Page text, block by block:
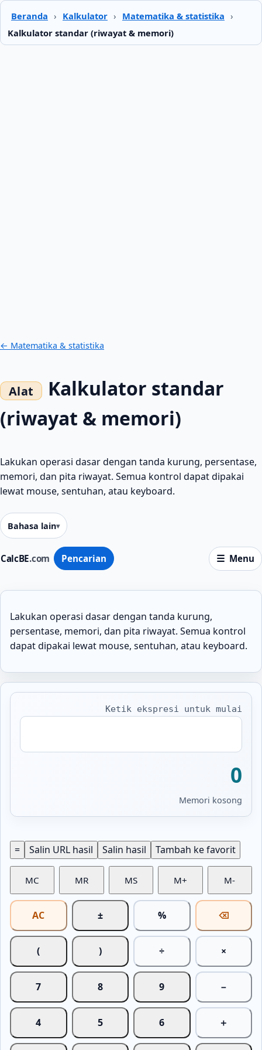
Beranda › Kalkulator › Matematika & statistika ›
Kalkulator standar (riwayat & memori)
CalcBE.com Pencarian Menu
← Matematika & statistika
Kalkulator standar
(riwayat & memori)
Lakukan operasi dasar dengan tanda kurung, persentase,
memori, dan pita riwayat. Semua kontrol dapat dipakai
lewat mouse, sentuhan, atau keyboard.
Bahasa lain
Lakukan operasi dasar dengan tanda kurung,
persentase, memori, dan pita riwayat. Semua kontrol
dapat dipakai lewat mouse, sentuhan, atau keyboard.
Ketik ekspresi untuk mulai
Ekspresi
0
Memori kosong
= Salin URL hasil Salin hasil Tambah ke favorit
MC MR MS M+ M-
AC ± % ⌫
( ) ÷ ×
7 8 9 −
4 5 6 ＋